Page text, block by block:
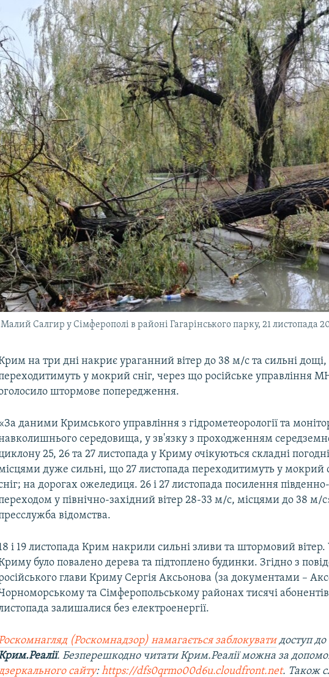
Салгир у Сімферополі в районі Гагарінського парку, 21 листопада
на три дні накриє ураганний вітер до 38 м/с та сильні
у мокрий сніг, через що російське управління
штормове попередження.
даними Кримського управління з гідрометеорології та
середовища, у зв'язку з проходженням
25, 26 та 27 листопада у Криму очікуються складні
дуже сильні, що 27 листопада переходитимуть у мокрий
на дорогах ожеледиця. 26 і 27 листопада посилення
у північно-західний вітер 28-33 м/с, місцями до 38 м/
відомства.
і 19 листопада Крим накрили сильні зливи та штормовий вітер.
було повалено дерева та підтоплено будинки. Згідно з
глави Криму Сергія Аксьонова (за документами –
та Сімферопольському районах тисячі абонентів
залишалися без електроенергії.
(Роскомнадзор) намагається заблокуватидоступ до
. Безперешкодно читати Крим.Реалії можна за
сайту: https://dfs0qrmo00d6u.cloudfront.net. Також